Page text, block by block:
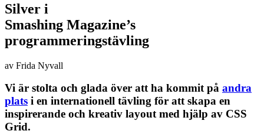
Silver i
Smashing Magazine’s
programmeringstävling
av Frida Nyvall
Vi är stolta och glada över att ha kommit på andra
plats i en internationell tävling för att skapa en
inspirerande och kreativ layout med hjälp av CSS
Grid.